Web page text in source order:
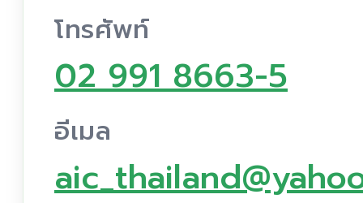
โทรศัพท์
02 991 8663-5
อีเมล